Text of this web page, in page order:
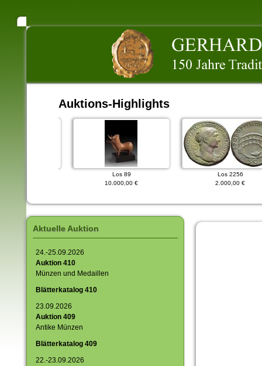
Auktions-Highlights
Los 89
10.000,00 €
Los 2256
2.000,00 €
Aktuelle Auktion
24.-25.09.2026
Auktion 410
Münzen und Medaillen
Blätterkatalog 410
23.09.2026
Auktion 409
Antike Münzen
Blätterkatalog 409
22.-23.09.2026